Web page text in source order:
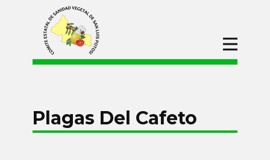
Inicio
Manejo Fitosanitario En Apoyo A La
Producción Para El Bienestar (Maíz Y
Plagas Del Cafeto